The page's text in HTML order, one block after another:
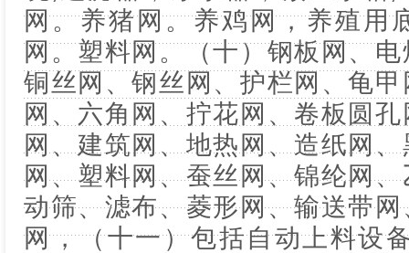
网。养猪网。养鸡网，养殖用
网。塑料网。（十）钢板网、
铜丝网、钢丝网、护栏网、龟
网、六角网、拧花网、卷板圆
网、建筑网、地热网、造纸网
网、塑料网、蚕丝网、锦纶网
动筛、滤布、菱形网、输送带
网，（十一）包括自动上料设